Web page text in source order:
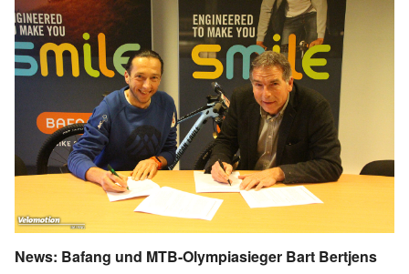
News: Bafang und MTB-Olympiasieger Bart Bertjens